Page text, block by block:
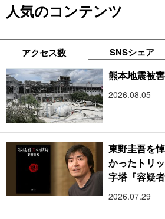
人気のコンテンツ
アクセス数 SNSシェア
熊本地震被
2026.08.05
東野圭吾を
かったトリ
字塔『容疑
2026.07.29